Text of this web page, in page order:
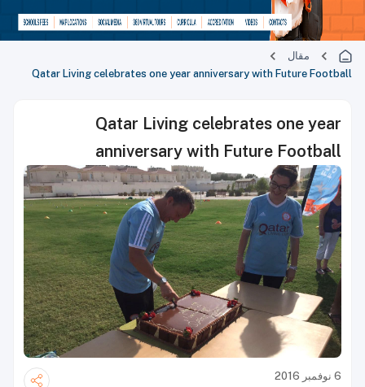
مقال
Qatar Living celebrates one year anniversary with Future Football
Qatar Living celebrates one year
anniversary with Future Football
6 نوفمبر 2016